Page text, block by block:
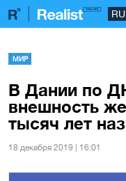
МИР
В Дании по
внешность
тысяч лет
18 декабря 2019 | 16:01